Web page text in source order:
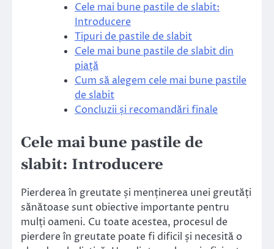
Cele mai bune pastile de slabit:
Introducere
Tipuri de pastile de slabit
Cele mai bune pastile de slabit din
piață
Cum să alegem cele mai bune pastile
de slabit
Concluzii și recomandări finale
Cele mai bune pastile de
slabit: Introducere
Pierderea în greutate și menținerea unei greutăți
sănătoase sunt obiective importante pentru
mulți oameni. Cu toate acestea, procesul de
pierdere în greutate poate fi dificil și necesită o